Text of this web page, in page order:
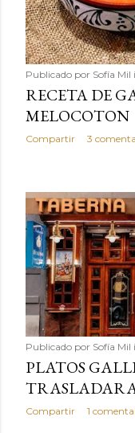
Publicado por Sofía Mil
RECETA DE
MELOCOTON
Compartir 3
Publicado por Sofía Mil
PLATOS
Compartir 1